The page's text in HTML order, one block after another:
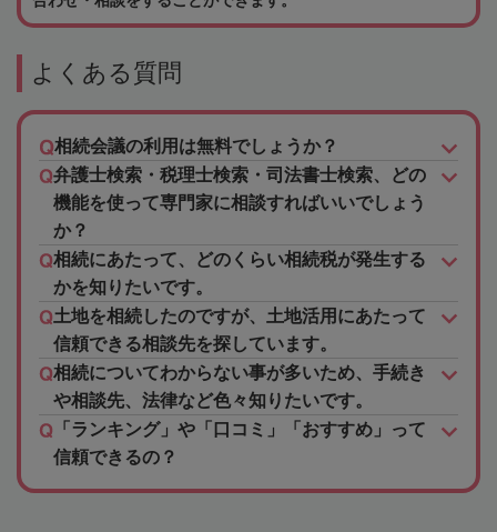
よくある質問
相続会議の利用は無料でしょうか？
弁護士検索・税理士検索・司法書士検索、どの
機能を使って専門家に相談すればいいでしょう
か？
相続にあたって、どのくらい相続税が発生する
かを知りたいです。
土地を相続したのですが、土地活用にあたって
信頼できる相談先を探しています。
相続についてわからない事が多いため、手続き
や相談先、法律など色々知りたいです。
「ランキング」や「口コミ」「おすすめ」って
信頼できるの？